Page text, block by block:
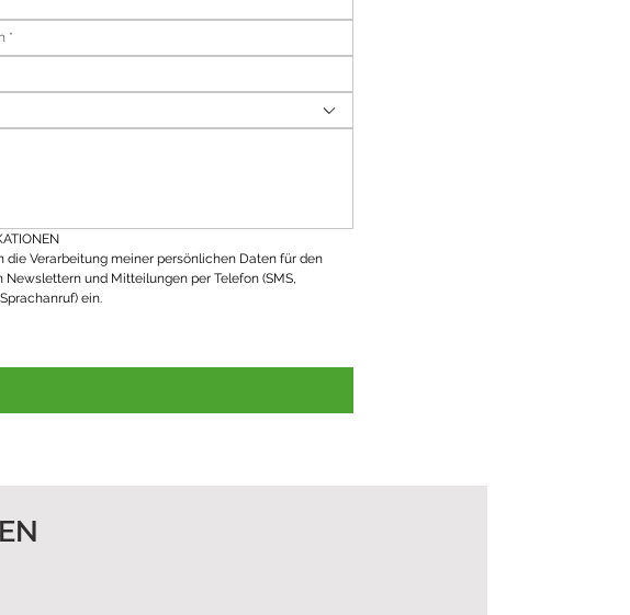
die Verarbeitung meiner persönlichen Daten für den
Newslettern und Mitteilungen per Telefon (SMS,
ein.